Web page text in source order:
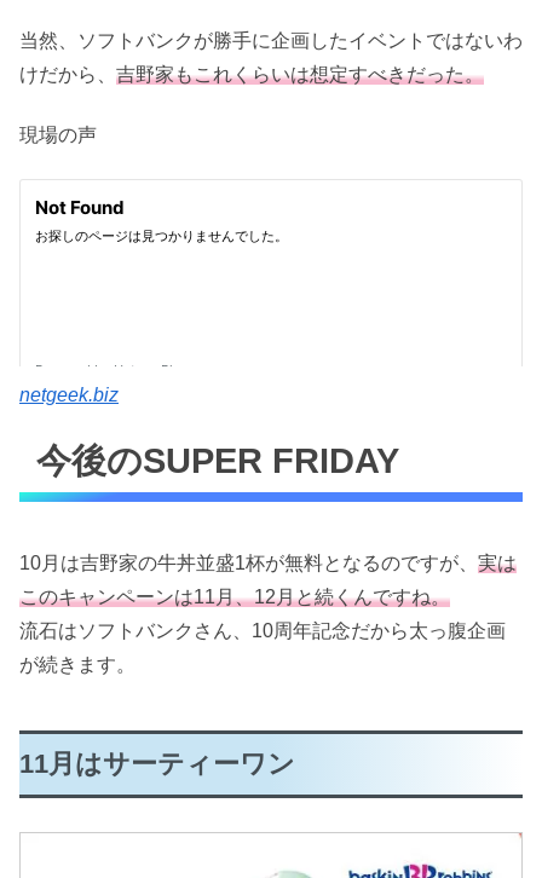
当然、ソフトバンクが勝手に企画したイベントではないわ
けだから、 吉野家もこれくらいは想定すべきだった。
現場の声
netgeek.biz
今後のSUPER FRIDAY
10月は吉野家の牛丼並盛1杯が無料となるのですが、 実は
このキャンペーンは11月、12月と続くんですね。
流石はソフトバンクさん、10周年記念だから太っ腹企画
が続きます。
11月はサーティーワン